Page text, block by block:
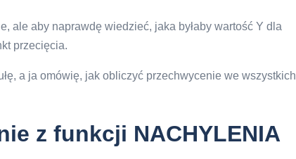
ale aby naprawdę wiedzieć, jaka byłaby wartość Y dla
przecięcia.
a ja omówię, jak obliczyć przechwycenie we wszystkich
z funkcji NACHYLENIA